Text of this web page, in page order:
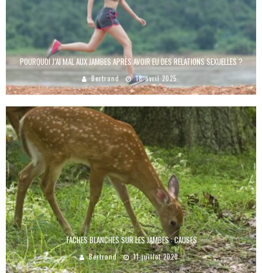
POURQUOI J’AI MAL AUX JAMBES APRÈS AVOIR EU DES RELATIONS SEXUELLES ?
Bertrand 18 avril 2025
TACHES BLANCHES SUR LES JAMBES : CAUSES
Bertrand 11 juillet 2020